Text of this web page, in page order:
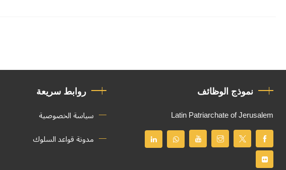
نموذج الوظائف
Latin Patriarchate of Jerusalem
روابط سريعة
سياسة الخصوصية
مدونة قواعد السلوك